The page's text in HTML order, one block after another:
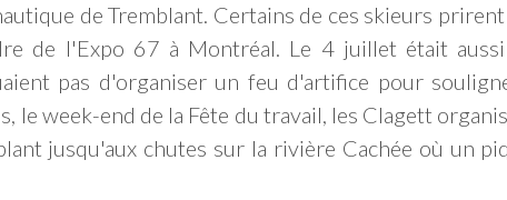
de Tremblant. Certains de ces skieurs
de l'Expo 67 à Montréal. Le 4 juillet était
pas d'organiser un feu d'artifice pour
le week-end de la Fête du travail, les Clagett
jusqu'aux chutes sur la rivière Cachée où un